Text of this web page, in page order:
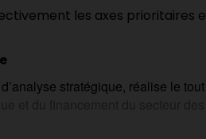
les axes
stratégique, réalise le